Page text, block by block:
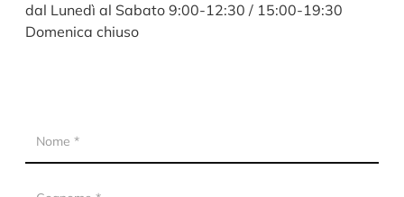
dal Lunedì al Sabato 9:00-12:30 / 15:00-19:30
Domenica chiuso